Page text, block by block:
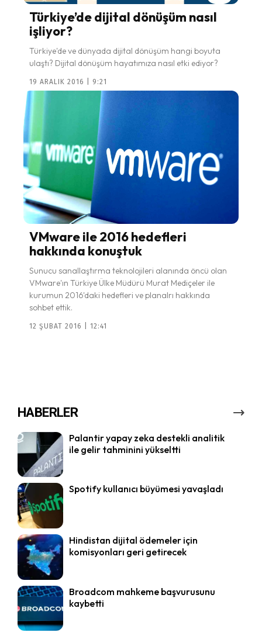
Türkiye’de dijital dönüşüm nasıl
işliyor?
Türkiye'de ve dünyada dijital dönüşüm hangi boyuta
ulaştı? Dijital dönüşüm hayatımıza nasıl etki ediyor?
19 ARALIK 2016 | 9:21
VMware ile 2016 hedefleri
hakkında konuştuk
Sunucu sanallaştırma teknolojileri alanında öncü olan
VMware'ın Türkiye Ülke Müdürü Murat Mediçeler ile
kurumun 2016'daki hedefleri ve planalrı hakkında
sohbet ettik.
12 ŞUBAT 2016 | 12:41
HABERLER
Palantir yapay zeka destekli analitik
ile gelir tahminini yükseltti
Spotify kullanıcı büyümesi yavaşladı
Hindistan dijital ödemeler için
komisyonları geri getirecek
Broadcom mahkeme başvurusunu
kaybetti